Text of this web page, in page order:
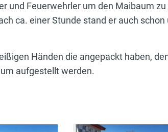
und Feuerwehrler um den Maibaum
ca. einer Stunde stand er auch
Händen die angepackt haben,
aufgestellt werden.